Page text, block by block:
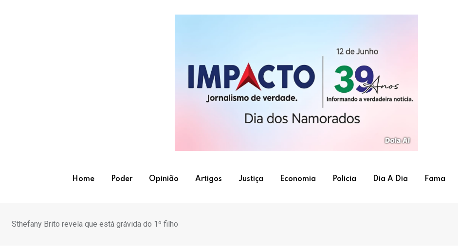
Home Poder Opinião Artigos Justiça Economia Policia Dia A Dia Fama
Sthefany Brito revela que está grávida do 1º filho